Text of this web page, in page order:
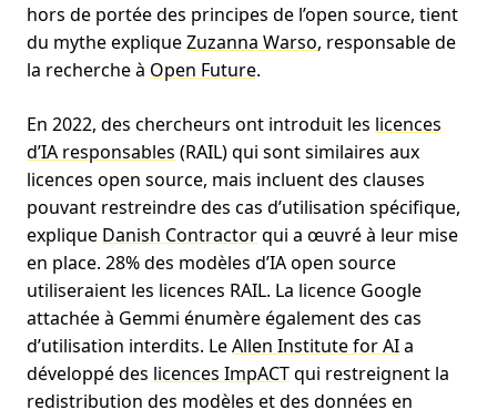
hors de portée des principes de l’open source, tient
du mythe expliqueZuzanna Warso, responsable de
la recherche à Open Future.
En 2022, des chercheurs ont introduit les licences
d’IA responsables (RAIL) qui sont similaires aux
licences open source, mais incluent des clauses
pouvant restreindre des cas d’utilisation spécifique,
explique Danish Contractorqui a œuvré à leur mise
en place. 28% des modèles d’IA open source
utiliseraient les licences RAIL. La licence Google
attachée à Gemmi énumère également des cas
d’utilisation interdits. LeAllen Institute for AIa
développé des licences ImpACTqui restreignent la
redistribution des modèles et des données en